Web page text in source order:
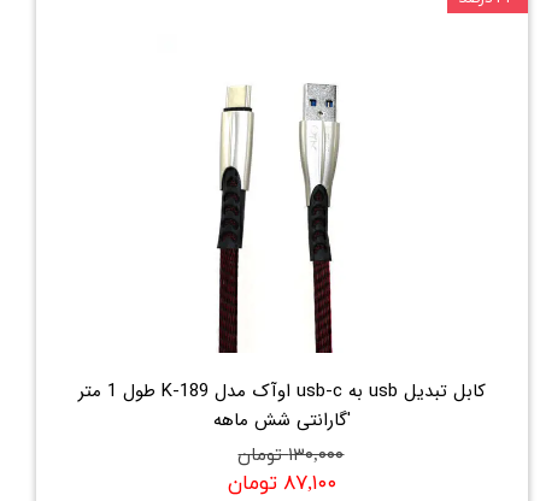
کابل تبدیل usb به usb-c اوآک مدل K-189 طول 1 متر
'گارانتی شش ماهه
۱۳۰,۰۰۰ تومان
۸۷,۱۰۰ تومان